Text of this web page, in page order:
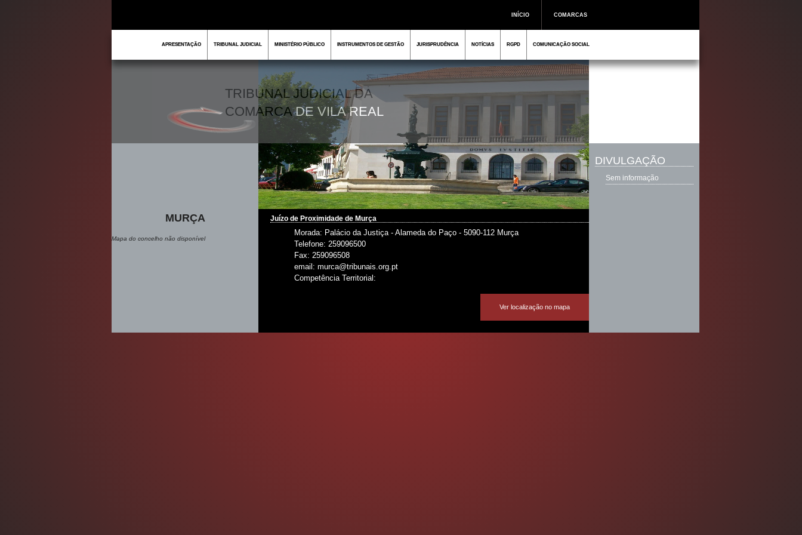
INÍCIO COMARCAS
APRESENTAÇÃO TRIBUNAL JUDICIAL MINISTÉRIO PÚBLICO INSTRUMENTOS DE GESTÃO JURISPRUDÊNCIA NOTÍCIAS RGPD COMUNICAÇÃO SOCIAL
TRIBUNAL JUDICIAL DA
COMARCADE VILA REAL
MURÇA
Mapa do concelho não disponível
Juízo de Proximidade de Murça
Morada: Palácio da Justiça - Alameda do Paço - 5090-112 Murça
Telefone: 259096500
Fax: 259096508
email: murca@tribunais.org.pt
Competência Territorial:
Ver localização no mapa
DIVULGAÇÃO
Sem informação